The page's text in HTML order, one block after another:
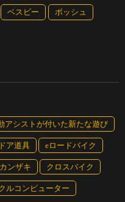
ベスビー ボッシュ
アシストが付いた新たな遊び
ア道具 eロードバイク
カンザキ クロスバイク
ルコンピューター